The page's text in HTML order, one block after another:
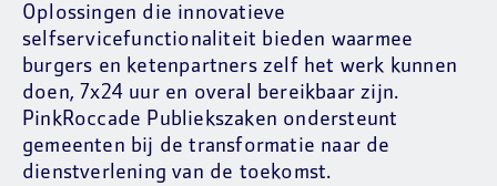
Oplossingen die innovatieve
selfservicefunctionaliteit bieden waarmee
burgers en ketenpartners zelf het werk kunnen
doen, 7x24 uur en overal bereikbaar zijn.
PinkRoccade Publiekszaken ondersteunt
gemeenten bij de transformatie naar de
dienstverlening van de toekomst.